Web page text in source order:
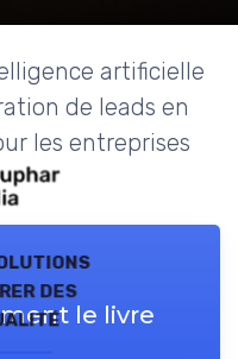
artificielle
de leads en
les entreprises
des
le livre